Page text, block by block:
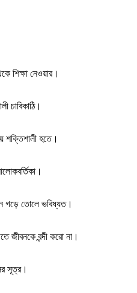
শিক্ষা নেওয়ার।
চাবিকাঠি।
শক্তিশালী হতে।
গড়ে তোলে ভবিষ্যত।
জীবনকে বন্দী করো না।
সূত্র।